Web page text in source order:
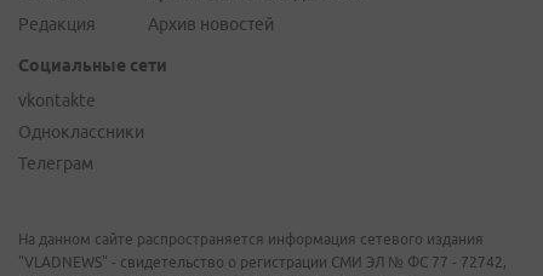
Редакция
Архив новостей
Социальные сети
vkontakte
Одноклассники
Телеграм
На данном сайте распространяется информация сетевого издания
"VLADNEWS" - свидетельство о регистрации СМИ ЭЛ № ФС 77 - 72742,